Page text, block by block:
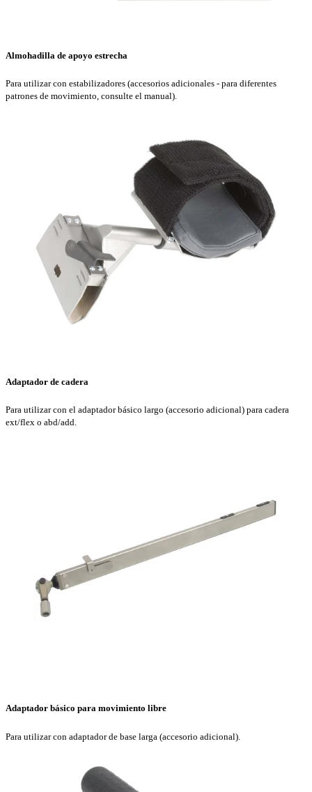
Almohadilla de apoyo estrecha
Para utilizar con estabilizadores (accesorios adicionales - para diferentes
patrones de movimiento, consulte el manual).
Adaptador de cadera
Para utilizar con el adaptador básico largo (accesorio adicional) para cadera
ext/flex o abd/add.
Adaptador básico para movimiento libre
Para utilizar con adaptador de base larga (accesorio adicional).